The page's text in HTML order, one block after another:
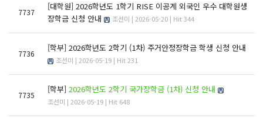
7737
[대학원] 2026학년도 1학기 RISE 이공계 외국인 우수 대학원생
장학금 신청 안내
조선미 | 2026-05-20 | Hit 344
7736
[학부] 2026학년도 2학기 (1차) 주거안정장학금 학생 신청 안내
조선미 | 2026-05-19 | Hit 231
7735
[학부] 2026학년도 2학기 국가장학금 (1차) 신청 안내
조선미 | 2026-05-19 | Hit 648